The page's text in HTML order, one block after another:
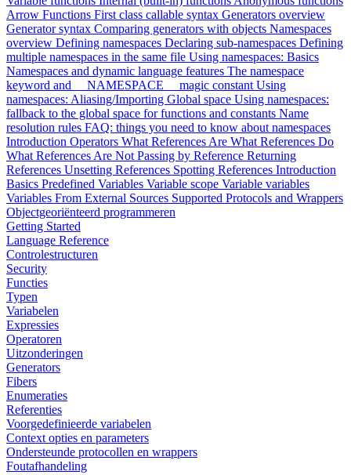
Arrow Functions First class callable syntax Generators overview
Generator syntax Comparing generators with objects Namespaces
overview Defining namespaces Declaring sub-namespaces Defining
multiple namespaces in the same file Using namespaces: Basics
Namespaces and dynamic language features The namespace
keyword and __NAMESPACE__ magic constantUsing
namespaces: Aliasing/Importing Global space Using namespaces:
fallback to the global space for functions and constants Name
resolution rules FAQ: things you need to know about namespaces
Introduction Operators What References Are What References Do
What References Are NotPassing by Reference Returning
References Unsetting References Spotting References Introduction
Basics Predefined Variables Variable scope Variable variables
Variables From External Sources Supported Protocols and Wrappers
Objectgeoriënteerd programmeren
Getting Started
Language Reference
Controlestructuren
Security
Functies
Typen
Variabelen
Expressies
Operatoren
Uitzonderingen
Generators
Fibers
Enumeraties
Referenties
Voorgedefinieerde variabelen
Context opties en parameters
Ondersteunde protocollen en wrappers
Foutafhandeling